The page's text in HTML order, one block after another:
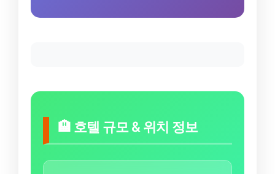
🏨 호텔 규모 & 위치 정보